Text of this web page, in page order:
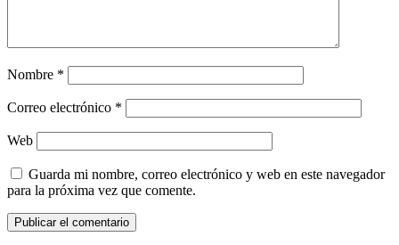
Nombre *
Correo electrónico *
Web
Guarda mi nombre, correo electrónico y web en este navegador
para la próxima vez que comente.